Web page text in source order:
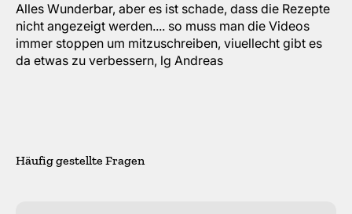
Alles Wunderbar, aber es ist schade, dass die Rezepte
nicht angezeigt werden.... so muss man die Videos
immer stoppen um mitzuschreiben, viuellecht gibt es
da etwas zu verbessern, lg Andreas
Häufig gestellte Fragen